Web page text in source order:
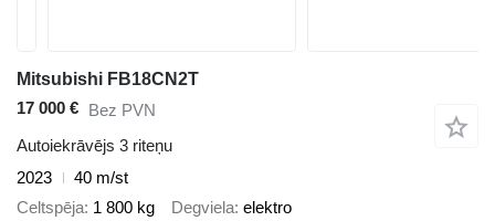
Mitsubishi FB18CN2T
17 000 € Bez PVN
Autoiekrāvējs 3 riteņu
2023
40 m/st
Celtspēja 1 800 kg Degviela elektro